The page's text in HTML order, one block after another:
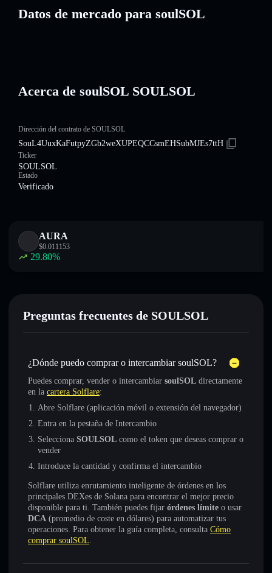
Datos de mercado para soulSOL
Acerca de soulSOL SOULSOL
Dirección del contrato de SOULSOL
SouL4UuxKaFutpyZGb2weXUPEQCCsmEHSubMJEs7ttH
Ticker
SOULSOL
Estado
Verificado
AURA
$0.011153
29.80%
Preguntas frecuentes de SOULSOL
¿Dónde puedo comprar o intercambiar soulSOL?
Puedes comprar, vender o intercambiar soulSOL directamente
en la cartera Solflare:
Abre Solflare (aplicación móvil o extensión del navegador)
Entra en la pestaña de Intercambio
Selecciona SOULSOL como el token que deseas comprar o
vender
Introduce la cantidad y confirma el intercambio
Solflare utiliza enrutamiento inteligente de órdenes en los
principales DEXes de Solana para encontrar el mejor precio
disponible para ti. También puedes fijar órdenes límite o usar
DCA (promedio de coste en dólares) para automatizar tus
operaciones. Para obtener la guía completa, consulta Cómo
comprar soulSOL.